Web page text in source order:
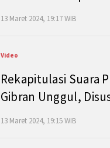
13 Maret 2024, 19:17 WIB
Video
Rekapitulasi Suara
Gibran Unggul,
13 Maret 2024, 19:15 WIB